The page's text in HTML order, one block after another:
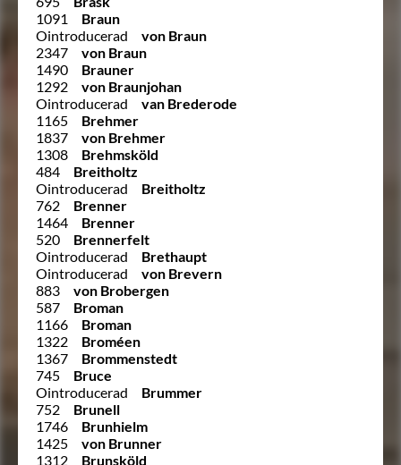
1091
Braun
Ointroducerad
von Braun
2347
von Braun
1490
Brauner
1292
von Braunjohan
Ointroducerad
van Brederode
1165
Brehmer
1837
von Brehmer
1308
Brehmsköld
484
Breitholtz
Ointroducerad
Breitholtz
762
Brenner
1464
Brenner
520
Brennerfelt
Ointroducerad
Brethaupt
Ointroducerad
von Brevern
883
von Brobergen
587
Broman
1166
Broman
1322
Broméen
1367
Brommenstedt
745
Bruce
Ointroducerad
Brummer
752
Brunell
1746
Brunhielm
1425
von Brunner
1312
Brunsköld